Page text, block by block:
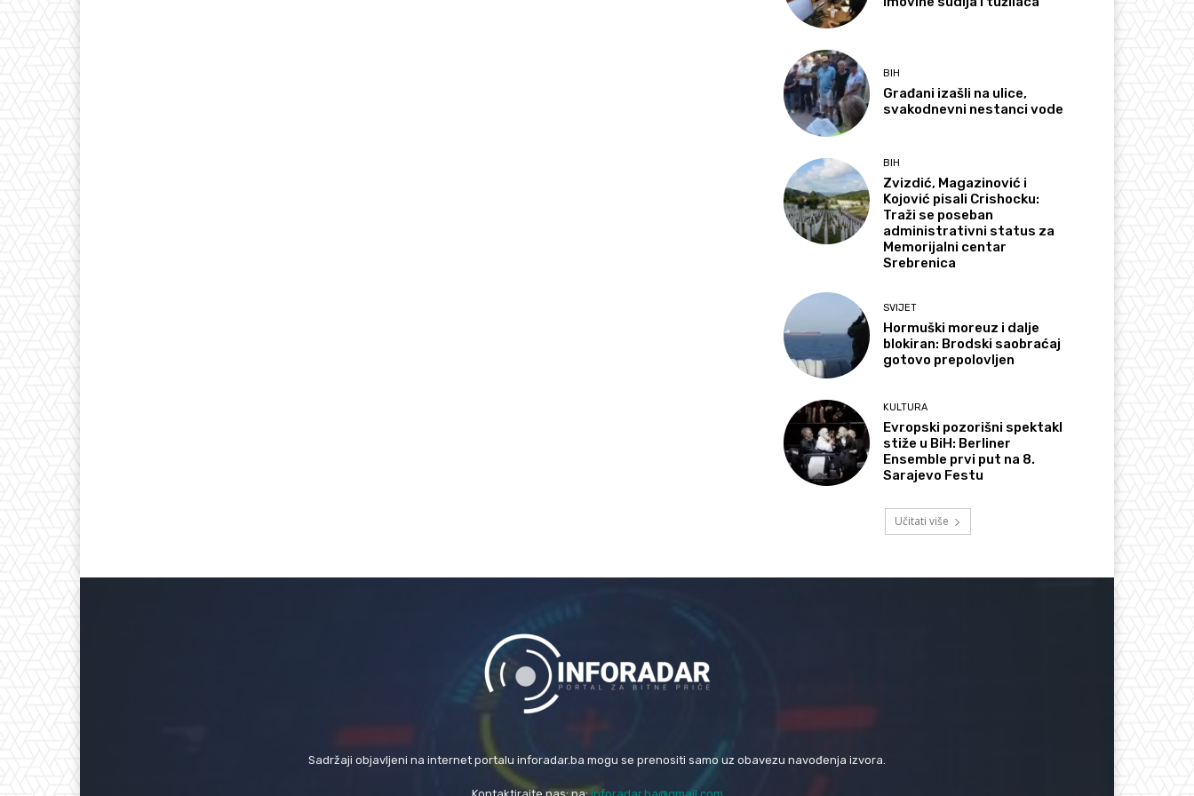
BIH
Građani izašli na ulice,
svakodnevni nestanci vode
BIH
Zvizdić, Magazinović i
Kojović pisali Crishocku:
Traži se poseban
administrativni status za
Memorijalni centar
Srebrenica
SVIJET
Hormuški moreuz i dalje
blokiran: Brodski saobraćaj
gotovo prepolovljen
KULTURA
Evropski pozorišni spektakl
stiže u BiH: Berliner
Ensemble prvi put na 8.
Sarajevo Festu
Učitati više
Sadržaji objavljeni na internet portalu inforadar.ba mogu se prenositi samo uz obavezu navođenja izvora.